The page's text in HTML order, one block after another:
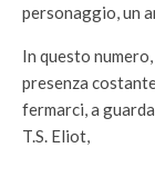
personaggio, un
In questo
presenza
fermarci, a
T.S. Eliot,